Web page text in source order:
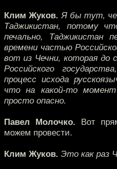
Клим Жуков. Я бы тут,
Таджикистан, потому
печально, Таджикистан
времени частью
вот из Чечни, которая до
Российского
процесс исхода
что на какой-то
просто опасно.
Павел Молочко. Вот
можем провести.
Клим Жуков. Это как раз